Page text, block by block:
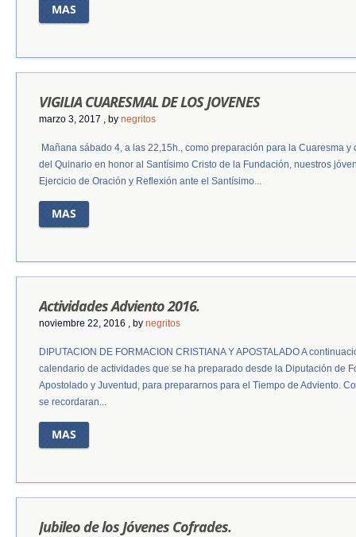
MAS
VIGILIA CUARESMAL DE LOS JOVENES
marzo 3, 2017 , by negritos
Mañana sábado 4, a las 22,15h., como preparación para la Cuaresma
del Quinario en honor al Santísimo Cristo de la Fundación, nuestros
Ejercicio de Oración y Reflexión ante el Santísimo...
MAS
Actividades Adviento 2016.
noviembre 22, 2016 , by negritos
DIPUTACION DE FORMACION CRISTIANA Y APOSTALADO A
calendario de actividades que se ha preparado desde la Diputación de
Apostolado y Juventud, para prepararnos para el Tiempo de Adviento.
se recordaran...
MAS
Jubileo de los Jóvenes Cofrades.